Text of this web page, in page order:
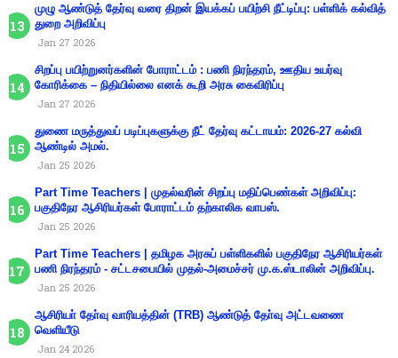
முழு ஆண்டுத் தேர்வு வரை திறன் இயக்கப் பயிற்சி நீட்டிப்பு: பள்ளிக் கல்வித்
துறை அறிவிப்பு
Jan 27 2026
சிறப்பு பயிற்றுனர்களின் போராட்டம் : பணி நிரந்தரம், ஊதிய உயர்வு
கோரிக்கை – நிதியில்லை எனக் கூறி அரசு கைவிரிப்பு
Jan 27 2026
துணை மருத்துவப் படிப்புகளுக்கு நீட் தேர்வு கட்டாயம்: 2026-27 கல்வி
ஆண்டில் அமல்.
Jan 25 2026
Part Time Teachers | முதல்வரின் சிறப்பு மதிப்பெண்கள் அறிவிப்பு:
பகுதிநேர ஆசிரியர்கள் போராட்டம் தற்காலிக வாபஸ்.
Jan 25 2026
Part Time Teachers | தமிழக அரசுப் பள்ளிகளில் பகுதிநேர ஆசிரியர்கள்
பணி நிரந்தரம் - சட்டசபையில் முதல்-அமைச்சர் மு.க.ஸ்டாலின் அறிவிப்பு.
Jan 25 2026
ஆசிரியா் தோ்வு வாரியத்தின் (TRB) ஆண்டுத் தோ்வு அட்டவணை
வெளியீடு
Jan 24 2026